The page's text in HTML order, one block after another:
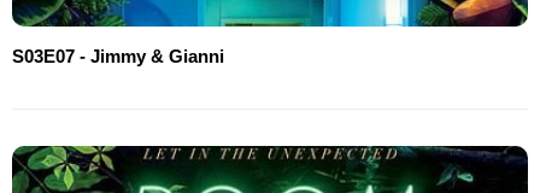
S03E07 - Jimmy & Gianni